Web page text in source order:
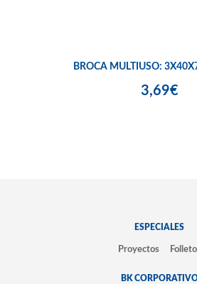
BROCA MULTIUSO:
3,69€
ESPECIALES
Proyectos
BK